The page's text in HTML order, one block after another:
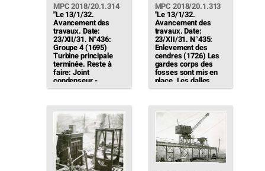
MPC 2018/20.1.314
"Le 13/1/32.
Avancement des
travaux. Date:
23/XII/31. N°436:
Groupe 4 (1695)
Turbine principale
terminée. Reste à
faire: Joint
condenseur -
Tuyauteries -
MPC 2018/20.1.313
"Le 13/1/32.
Avancement des
travaux. Date:
23/XII/31. N°435:
Enlevement des
cendres (1726) Les
gardes corps des
fosses sont mis en
place. Les dalles
posées sur les
communication […]"